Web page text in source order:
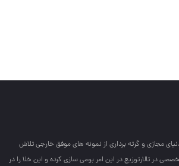
مجازي و گرته برداري از نمونه هاي موفق خارجي تلاش
در تالارتوزيع در اين امر بومي سازي كرده و اين خلا را در